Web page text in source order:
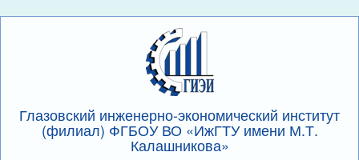
Глазовский инженерно-экономический институт
(филиал) ФГБОУ ВО «ИжГТУ имени М.Т.
Калашникова»